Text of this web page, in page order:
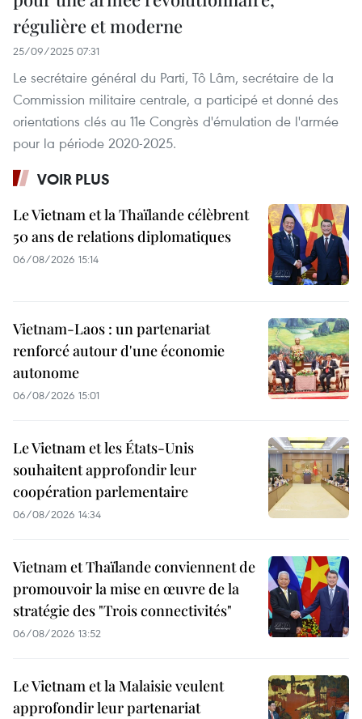
régulière et moderne
25/09/2025 07:31
Le secrétaire général du Parti, Tô Lâm, secrétaire de la
Commission militaire centrale, a participé et donné des
orientations clés au 11e Congrès d'émulation de l'armée
pour la période 2020-2025.
VOIR PLUS
Le Vietnam et la Thaïlande célèbrent
50 ans de relations diplomatiques
06/08/2026 15:14
Vietnam-Laos : un partenariat
renforcé autour d'une économie
autonome
06/08/2026 15:01
Le Vietnam et les États-Unis
souhaitent approfondir leur
coopération parlementaire
06/08/2026 14:34
Vietnam et Thaïlande conviennent de
promouvoir la mise en œuvre de la
stratégie des "Trois connectivités"
06/08/2026 13:52
Le Vietnam et la Malaisie veulent
approfondir leur partenariat